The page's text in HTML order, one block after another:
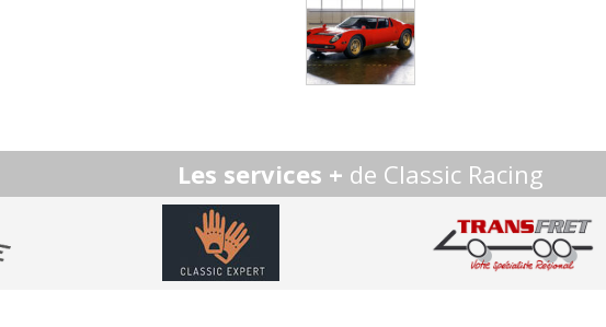
Les services + de Classic Racing